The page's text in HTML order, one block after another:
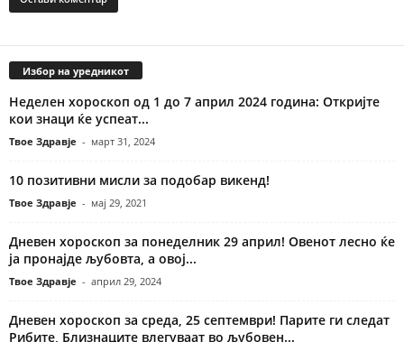
Избор на уредникот
Неделен хороскоп од 1 до 7 април 2024 година: Откријте
кои знаци ќе успеат...
Твое Здравје - март 31, 2024
10 позитивни мисли за подобар викенд!
Твое Здравје - мај 29, 2021
Дневен хороскоп за понеделник 29 април! Овенот лесно ќе
ја пронајде љубовта, а овој...
Твое Здравје - април 29, 2024
Дневен хороскоп за среда, 25 септември! Парите ги следат
Рибите, Близнаците влегуваат во љубовен...